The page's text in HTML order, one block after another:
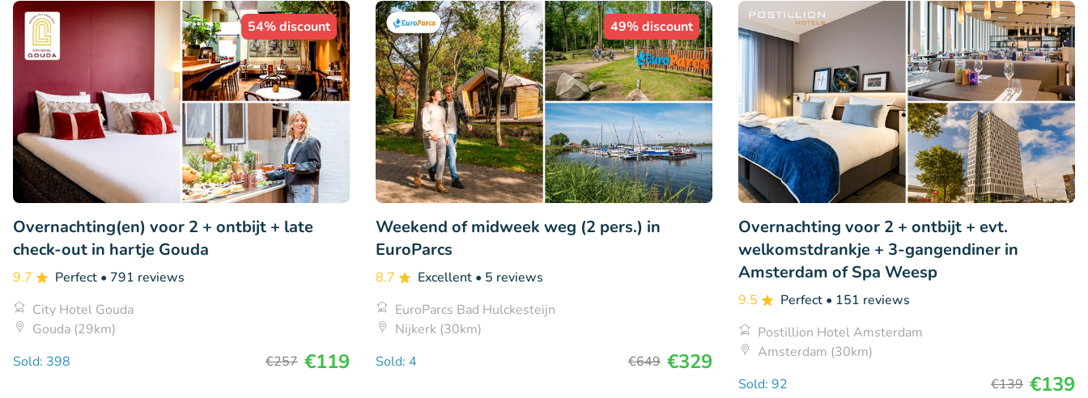
54% discount
Overnachting(en) voor 2 + ontbijt + late
check-out in hartje Gouda
9.7 Perfect • 791 reviews
City Hotel Gouda
Gouda (29km)
Sold: 398
€257 €119
49% discount
Weekend of midweek weg (2 pers.) in
EuroParcs
8.7 Excellent • 5 reviews
EuroParcs Bad Hulckesteijn
Nijkerk (30km)
Sold: 4
€649 €329
Overnachting voor 2 + ontbijt + evt.
welkomstdrankje + 3-gangendiner in
Amsterdam of Spa Weesp
9.5 Perfect • 151 reviews
Postillion Hotel Amsterdam
Amsterdam (30km)
Sold: 92
€139 €139